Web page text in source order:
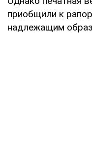
приобщили к
надлежащим